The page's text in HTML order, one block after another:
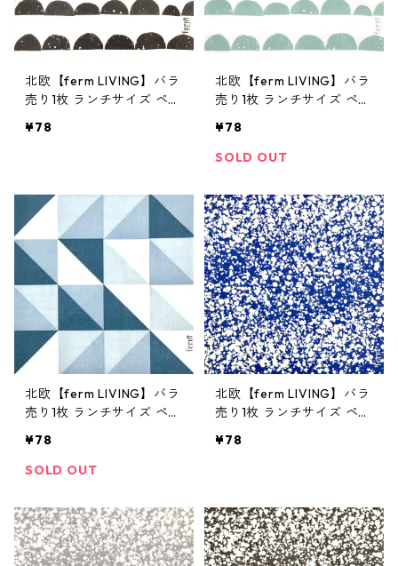
北欧【ferm LIVING】バラ
売り1枚 ランチサイズ ペー
ブラック
¥78
北欧【ferm LIVING】バラ
売り1枚 ランチサイズ ペー
ミント
¥78
SOLD OUT
北欧【ferm LIVING】バラ
売り1枚 ランチサイズ ペー
ー
¥78
SOLD OUT
北欧【ferm LIVING】バラ
売り1枚 ランチサイズ ペー
ルー
¥78